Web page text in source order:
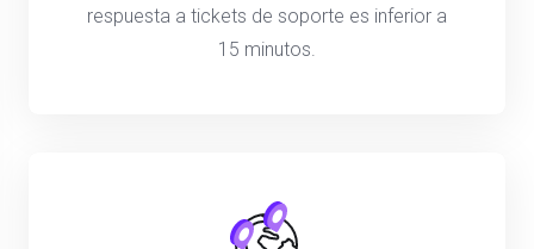
respuesta a tickets de soporte es inferior a
15 minutos.